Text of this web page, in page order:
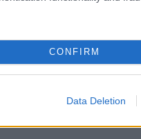
CONFIRM
Data Deletion